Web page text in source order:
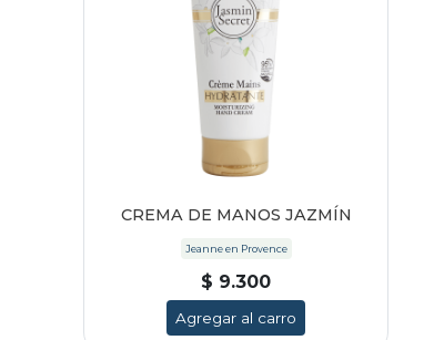
CREMA DE MANOS JAZMÍN
Jeanne en Provence
$ 9.300
Agregar al carro